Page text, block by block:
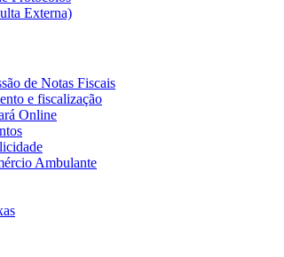
Externa)
de Notas Fiscais
e fiscalização
Online
Ambulante